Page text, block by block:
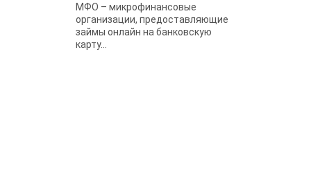
МФО – микрофинансовые
организации, предоставляющие
займы онлайн на банковскую
карту...